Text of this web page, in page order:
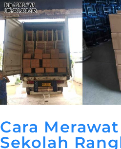
Cara
Sekolah